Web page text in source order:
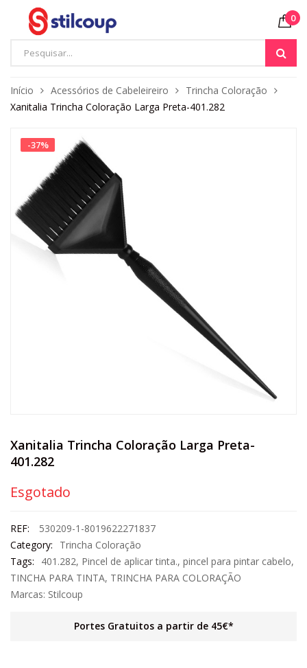
0
Início Acessórios de Cabeleireiro
Trincha Coloração
Xanitalia Trincha Coloração Larga Preta-401.282
-37%
Xanitalia Trincha Coloração Larga Preta-
401.282
Esgotado
REF:
530209-1-8019622271837
Category:
Trincha Coloração
Tags:
401.282, Pincel de aplicar tinta., pincel para pintar cabelo,
TINCHA PARA TINTA, TRINCHA PARA COLORAÇÃO
Marcas: Stilcoup
Portes Gratuitos a partir de 45€*